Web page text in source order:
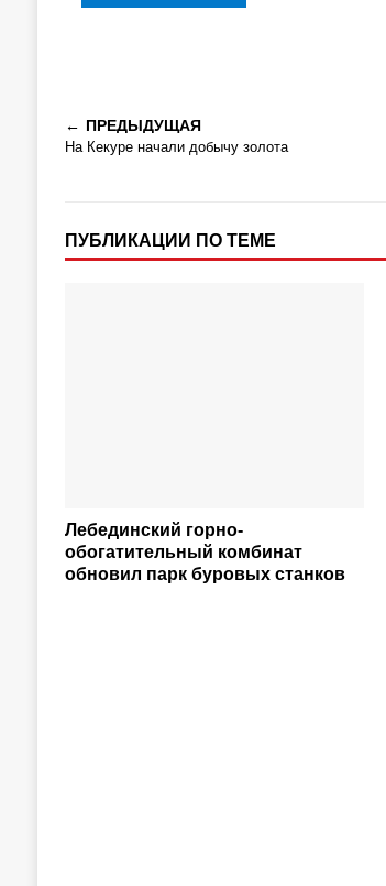
ПРЕДЫДУЩАЯ
На Кекуре начали добычу золота
ПУБЛИКАЦИИ ПО ТЕМЕ
Лебединский горно-
обогатительный комбинат
обновил парк буровых станков